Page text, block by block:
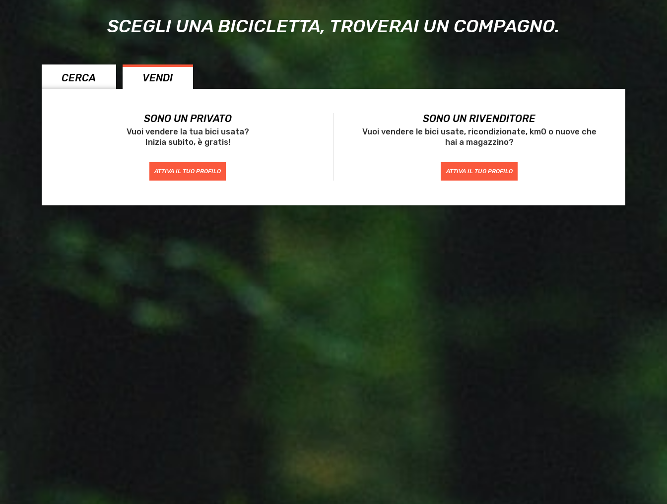
SCEGLI UNA BICICLETTA, TROVERAI UN COMPAGNO.
CERCA VENDI
SONO UN PRIVATO
Vuoi vendere la tua bici usata?
Inizia subito, è gratis!
ATTIVA IL TUO PROFILO
SONO UN RIVENDITORE
Vuoi vendere le bici usate, ricondizionate, km0 o nuove che
hai a magazzino?
ATTIVA IL TUO PROFILO